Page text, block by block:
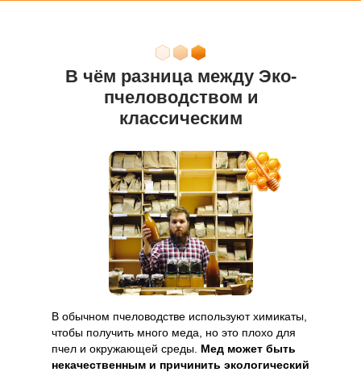
В чём разница между Эко-
пчеловодством и
классическим
В обычном пчеловодстве используют химикаты,
чтобы получить много меда, но это плохо для
пчел и окружающей среды. Мед может быть
некачественным и причинить экологический